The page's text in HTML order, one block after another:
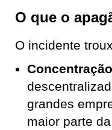
O que o
O incidente
grandes
maior parte